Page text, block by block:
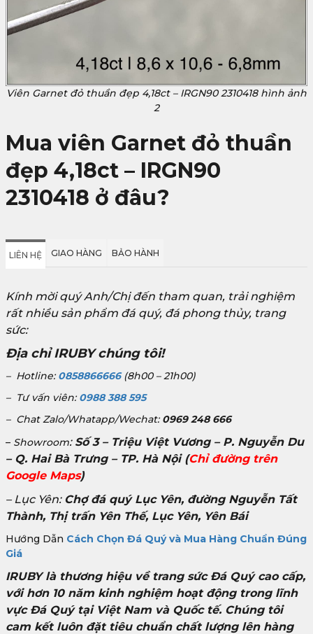
Viên Garnet đỏ thuần đẹp 4,18ct – IRGN90 2310418 hình ảnh
2
Mua viên Garnet đỏ thuần
đẹp 4,18ct – IRGN90
2310418 ở đâu?
LIÊN HỆ GIAO HÀNG BẢO HÀNH
Kính mời quý Anh/Chị đến tham quan, trải nghiệm
rất nhiều sản phẩm đá quý, đá phong thủy, trang
sức:
Địa chỉ IRUBY chúng tôi!
– Hotline: 0858866666(8h00 – 21h00)
– Tư vấn viên: 0988 388 595
– Chat Zalo/Whatapp/Wechat: 0969 248 666
– Showroom: Số 3 – Triệu Việt Vương – P. Nguyễn Du
– Q. Hai Bà Trưng – TP. Hà Nội(Chỉ đường trên
Google Maps)
– Lục Yên: Chợ đá quý Lục Yên, đường Nguyễn Tất
Thành, Thị trấn Yên Thế, Lục Yên, Yên Bái
Hướng Dẫn Cách Chọn Đá Quý và Mua Hàng Chuẩn Đúng
Giá
IRUBY là thương hiệu về trang sức Đá Quý cao cấp,
với hơn 10 năm kinh nghiệm hoạt động trong lĩnh
vực Đá Quý tại Việt Nam và Quốc tế. Chúng tôi
cam kết luôn đặt tiêu chuẩn chất lượng lên hàng